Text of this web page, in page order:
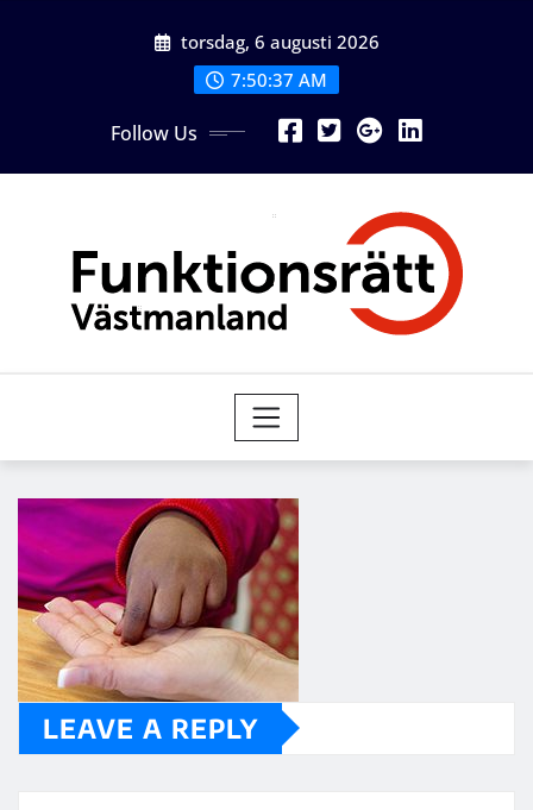
torsdag, 6 augusti 2026
7:50:37 AM
Follow Us
LEAVE A REPLY